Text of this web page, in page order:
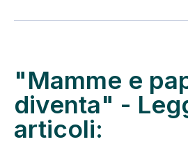
"Mamme e
diventa" -
articoli: